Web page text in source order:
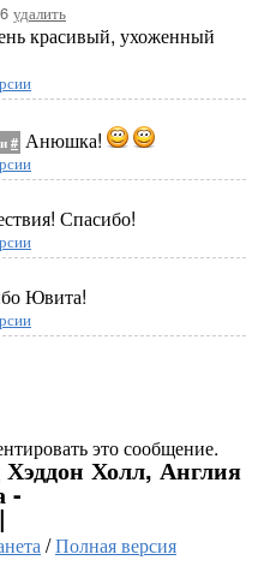
удалить
красивый, ухоженный
# Анюшка!
Спасибо!
Ювита!
это сообщение.
Холл, Англия
-
/Полная версия